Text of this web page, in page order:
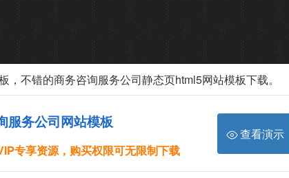
，不错的商务咨询服务公司静态页html5网站模板下载。
服务公司网站模板
专享资源，购买权限可无限制下载
查看演示